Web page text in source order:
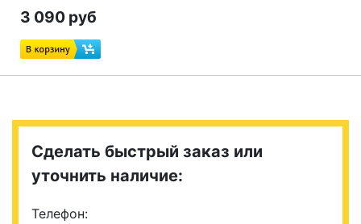
3 090 руб
Сделать быстрый заказ или
уточнить наличие:
Телефон: